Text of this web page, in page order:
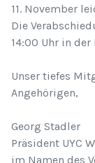
11. November
Die
14:00 Uhr in
Unser tiefes
Angehörigen,
Georg Stadler
Präsident UYC
im Namen des